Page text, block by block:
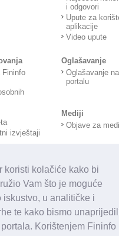
koristi kolačiće kako bi
Vam što je moguće
iskustvo, u analitičke i
te kako bismo
Korištenjem Fininfo
i odgovori
Upute za
aplikacije
Video upute
Fininfo
izvještaji
Oglašavanje
Oglašavanje
portalu
Mediji
Objave za